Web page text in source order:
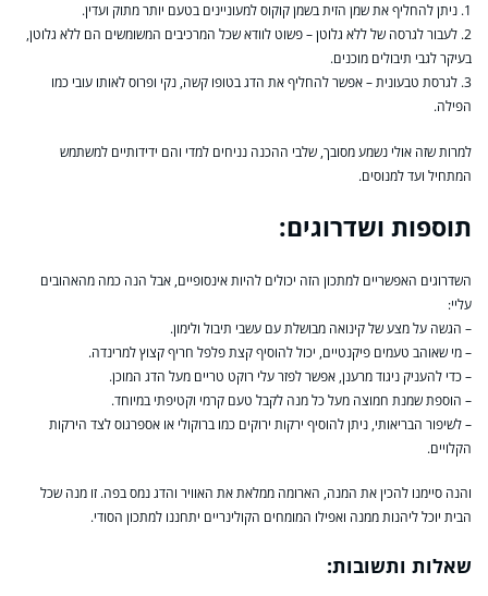
1. ניתן להחליף את שמן הזית בשמן קוקוס למעוניינים בטעם יותר מתוק ועדין.
2. לעבור לגרסה של ללא גלוטן – פשוט לוודא שכל המרכיבים המשומשים הם ללא גלוטן,
בעיקר לגבי תיבולים מוכנים.
3. לגרסת טבעונית – אפשר להחליף את הדג בטופו קשה, נקי ופרוס לאותו עובי כמו
הפילה.
למרות שזה אולי נשמע מסובך, שלבי ההכנה נניחים למדי והם ידידותיים למשתמש
המתחיל ועד למנוסים.
תוספות ושדרוגים:
השדרוגים האפשריים למתכון הזה יכולים להיות אינסופיים, אבל הנה כמה מהאהובים
עליי:
– הגשה על מצע של קינואה מבושלת עם עשבי תיבול ולימון.
– מי שאוהב טעמים פיקנטיים, יכול להוסיף קצת פלפל חריף קצוץ למרינדה.
– כדי להעניק ניגוד מרענן, אפשר לפזר עלי רוקט טריים מעל הדג המוכן.
– הוספת שמנת חמוצה מעל כל מנה לקבל טעם קרמי וקטיפתי במיוחד.
– לשיפור הבריאותי, ניתן להוסיף ירקות ירוקים כמו ברוקולי או אספרגוס לצד הירקות
הקלויים.
והנה סיימנו להכין את המנה, הארומה ממלאת את האוויר והדג נמס בפה. זו מנה שכל
הבית יוכל ליהנות ממנה ואפילו המומחים הקולינריים יתחננו למתכון הסודי.
שאלות ותשובות: